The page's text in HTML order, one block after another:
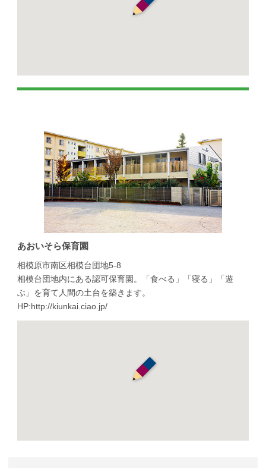
あおいそら保育園
相模原市南区相模台団地5-8
相模台団地内にある認可保育園。「食べる」「寝る」「遊
ぶ」を育て人間の土台を築きます。
HP:http://kiunkai.ciao.jp/